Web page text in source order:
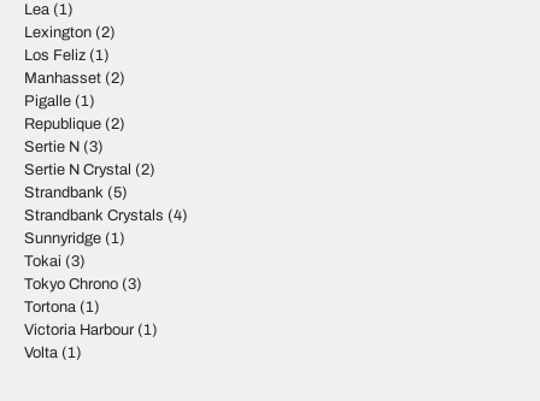
Lea (1)
Lexington (2)
Los Feliz (1)
Manhasset (2)
Pigalle (1)
Republique (2)
Sertie N (3)
Sertie N Crystal (2)
Strandbank (5)
Strandbank Crystals (4)
Sunnyridge (1)
Tokai (3)
Tokyo Chrono (3)
Tortona (1)
Victoria Harbour (1)
Volta (1)